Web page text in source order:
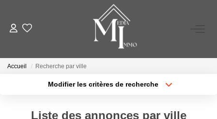
A VENDRE
Accueil Recherche par ville
Modifier les critères de recherche
Type de bien
Liste des annonces par ville